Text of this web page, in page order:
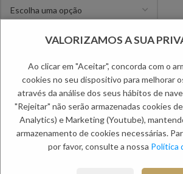
ADICIONAR
Adicionar aos favoritos
Descrição
Calção de sarja com aplicação de fita no bolso
Composição: 53% algodão 42% viscose 5%
VALORIZAMOS A SUA
Ao clicar em "Aceitar", concorda com o
cookies no seu dispositivo para melhorar
através da análise dos seus hábitos de
"Rejeitar" não serão armazenadas cookies
Analytics) e Marketing (Youtube),
armazenamento de cookies necessárias.
por favor, consulte a nossa Política